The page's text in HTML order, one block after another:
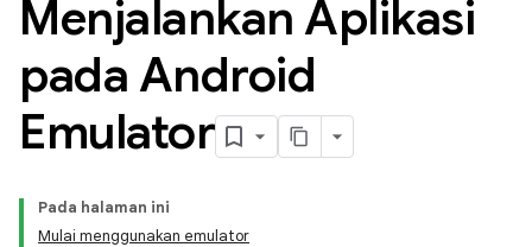
Menjalankan Aplikasi
pada Android
Emulator
Pada halaman ini
Mulai menggunakan emulator